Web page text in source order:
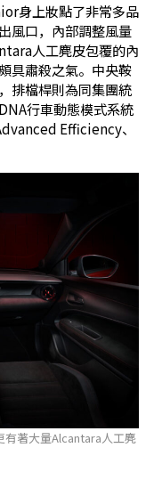
身上妝點了非常多品
風口，內部調整風量
人工麂皮包覆的內
具肅殺之氣。中央鞍
排檔桿則為同集團統
行車動態模式系統
Efficiency、
著大量Alcantara人工麂